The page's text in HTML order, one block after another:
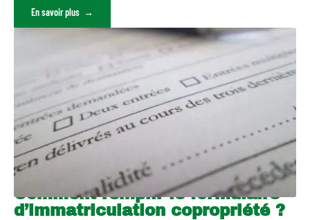
En savoir plus
Comment remplir le formulaire
d’immatriculation copropriété ?